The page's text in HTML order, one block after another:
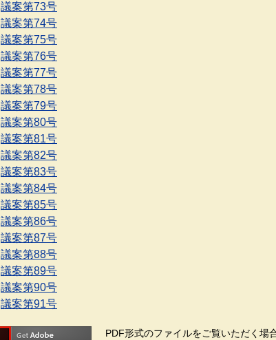
議案第73号
議案第74号
議案第75号
議案第76号
議案第77号
議案第78号
議案第79号
議案第80号
議案第81号
議案第82号
議案第83号
議案第84号
議案第85号
議案第86号
議案第87号
議案第88号
議案第89号
議案第90号
議案第91号
PDF形式のファイルをご覧いただく場